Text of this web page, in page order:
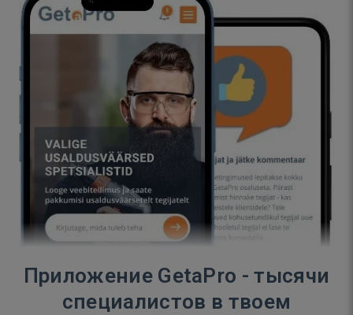
Приложение GetaPro - тысячи
специалистов в твоем